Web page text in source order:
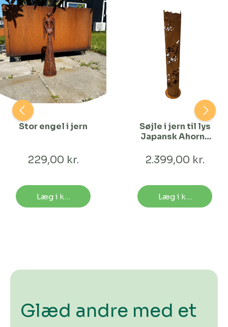
Stor engel i jern
229,00 kr.
Læg i kurv
Søjle i jern til lys
Japansk Ahorn |
2.399,00 kr.
Læg i kurv
Glæd andre med et